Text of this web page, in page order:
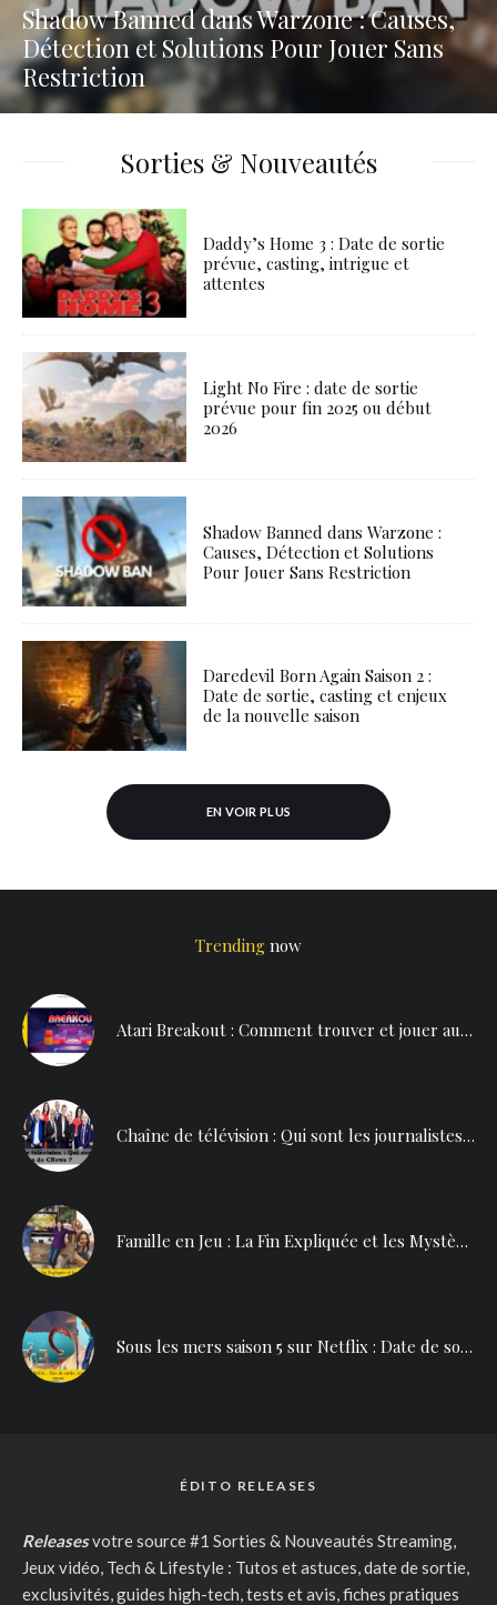
Shadow Banned dans Warzone : Causes,
Détection et Solutions Pour Jouer Sans
Restriction
Sorties & Nouveautés
Daddy’s Home 3 : Date de sortie
prévue, casting, intrigue et
attentes
Light No Fire : date de sortie
prévue pour fin 2025 ou début
2026
Shadow Banned dans Warzone :
Causes, Détection et Solutions
Pour Jouer Sans Restriction
Daredevil Born Again Saison 2 :
Date de sortie, casting et enjeux
de la nouvelle saison
EN VOIR PLUS
Trending now
Atari Breakout : Comment trouver et jouer au jeu secret caché de Google Search
Chaîne de télévision : Qui sont les journalistes de CNews ?
Famille en Jeu : La Fin Expliquée et les Mystères Dévoilés
Sous les mers saison 5 sur Netflix : Date de sortie, aventures sous-marines et plus encore
ÉDITO RELEASES
Releasesvotre source #1 Sorties & Nouveautés Streaming,
Jeux vidéo, Tech & Lifestyle : Tutos et astuces, date de sortie,
exclusivités, guides high-tech, tests et avis, fiches pratiques